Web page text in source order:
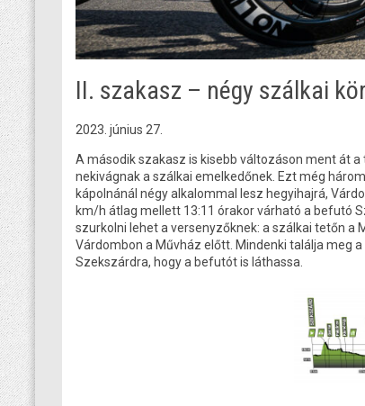
II. szakasz – négy szálkai kör
2023. június 27.
A második szakasz is kisebb változáson ment át
nekivágnak a szálkai emelkedőnek. Ezt még
kápolnánál négy alkalommal lesz hegyihajrá,
km/h átlag mellett 13:11 órakor várható a befutó
szurkolni lehet a versenyzőknek: a szálkai tetőn a
Várdombon a Művház előtt. Mindenki találja meg
Szekszárdra, hogy a befutót is láthassa.